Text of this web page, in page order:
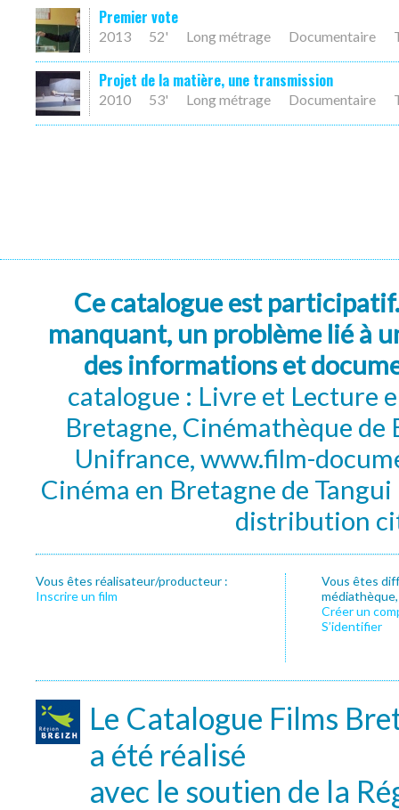
Premier vote
2013 52' Long métrage Documentaire
Projet de la matière, une transmission
2010 53' Long métrage Documentaire
Ce catalogue est
manquant, un problème lié à
des informations et
catalogue : Livre et Lecture
Bretagne, Cinémathèque de
Unifrance, www.film-
Cinéma en Bretagne de
distribution
Vous êtes réalisateur/producteur :
Inscrire un film
Vous êtes
Créer un
S’identifier
Le Catalogue Films
a été réalisé
avec le soutien de la